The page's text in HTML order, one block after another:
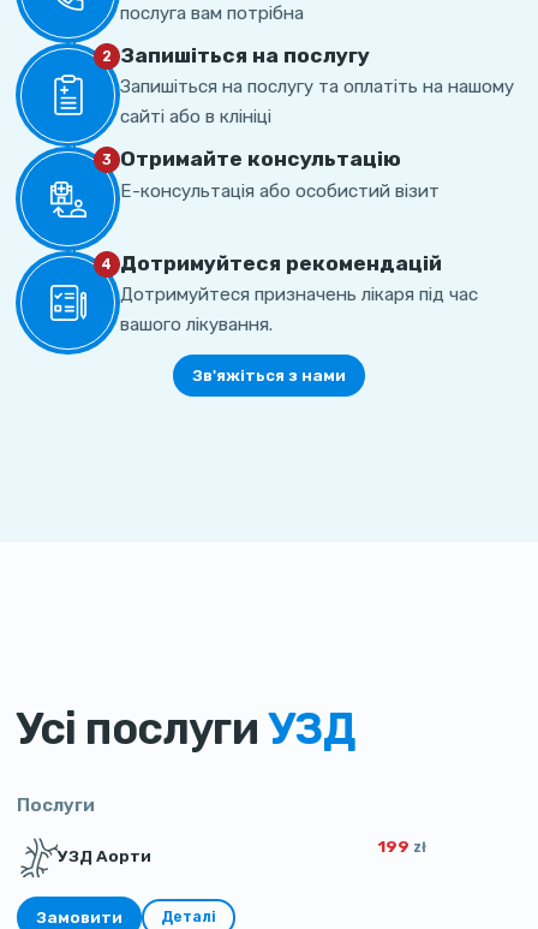
послуга вам потрібна
2 Запишіться на послугу
Запишіться на послугу та оплатіть на нашому
сайті або в клініці
3 Отримайте консультацію
Е-консультація або особистий візит
4 Дотримуйтеся рекомендацій
Дотримуйтеся призначень лікаря під час
вашого лікування.
Зв'яжіться з нами
Усі послуги УЗД
Послуги
УЗД Аорти 199 zł
Замовити Деталі